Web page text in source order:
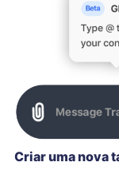
Criar uma nova